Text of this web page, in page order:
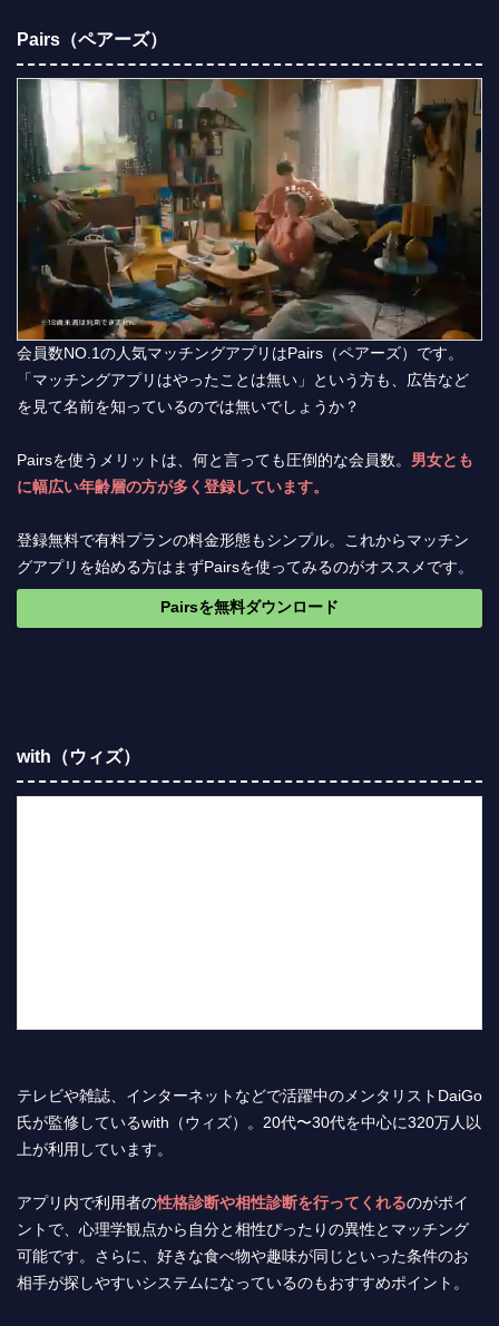
Pairs（ペアーズ）
会員数NO.1の人気マッチングアプリはPairs（ペアーズ）です。
「マッチングアプリはやったことは無い」という方も、広告など
を見て名前を知っているのでは無いでしょうか？
Pairsを使うメリットは、何と言っても圧倒的な会員数。 男女とも
に幅広い年齢層の方が多く登録しています。
登録無料で有料プランの料金形態もシンプル。これからマッチン
グアプリを始める方はまずPairsを使ってみるのがオススメです。
Pairsを無料ダウンロード
with（ウィズ）
テレビや雑誌、インターネットなどで活躍中のメンタリストDaiGo
氏が監修しているwith（ウィズ）。20代〜30代を中心に320万人以
上が利用しています。
アプリ内で利用者の性格診断や相性診断を行ってくれるのがポイ
ントで、心理学観点から自分と相性ぴったりの異性とマッチング
可能です。さらに、好きな食べ物や趣味が同じといった条件のお
相手が探しやすいシステムになっているのもおすすめポイント。